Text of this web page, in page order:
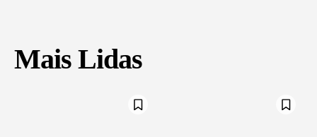
Mais Lidas